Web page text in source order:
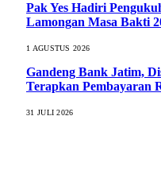
Pak Yes Hadiri
Lamongan Masa Bakti
1 AGUSTUS 2026
Gandeng Bank Jatim,
Terapkan Pembayaran
31 JULI 2026